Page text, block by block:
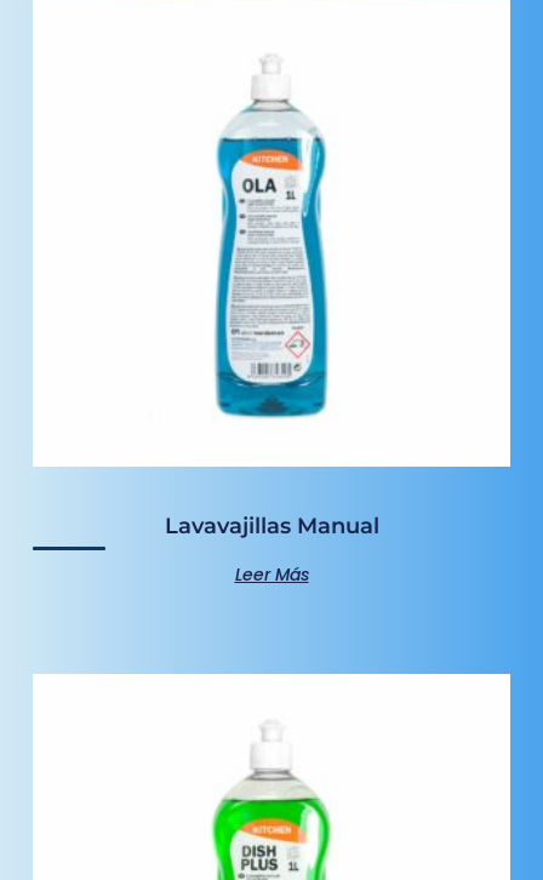
Lavavajillas Manual
Leer Más